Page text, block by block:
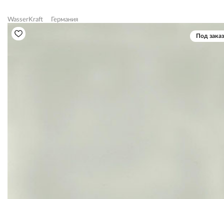
WasserKraft Германия
Под заказ